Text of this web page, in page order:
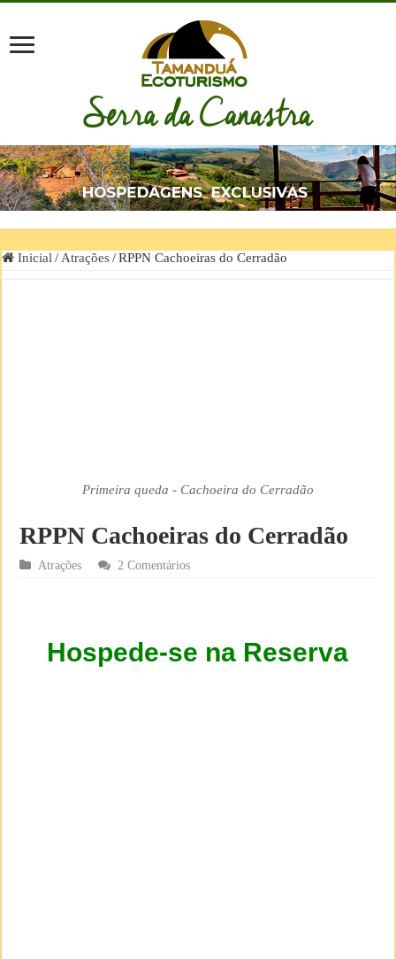
Inicial / Atrações / RPPN Cachoeiras do Cerradão
Primeira queda - Cachoeira do Cerradão
RPPN Cachoeiras do Cerradão
Atrações 2 Comentários
Hospede-se na Reserva